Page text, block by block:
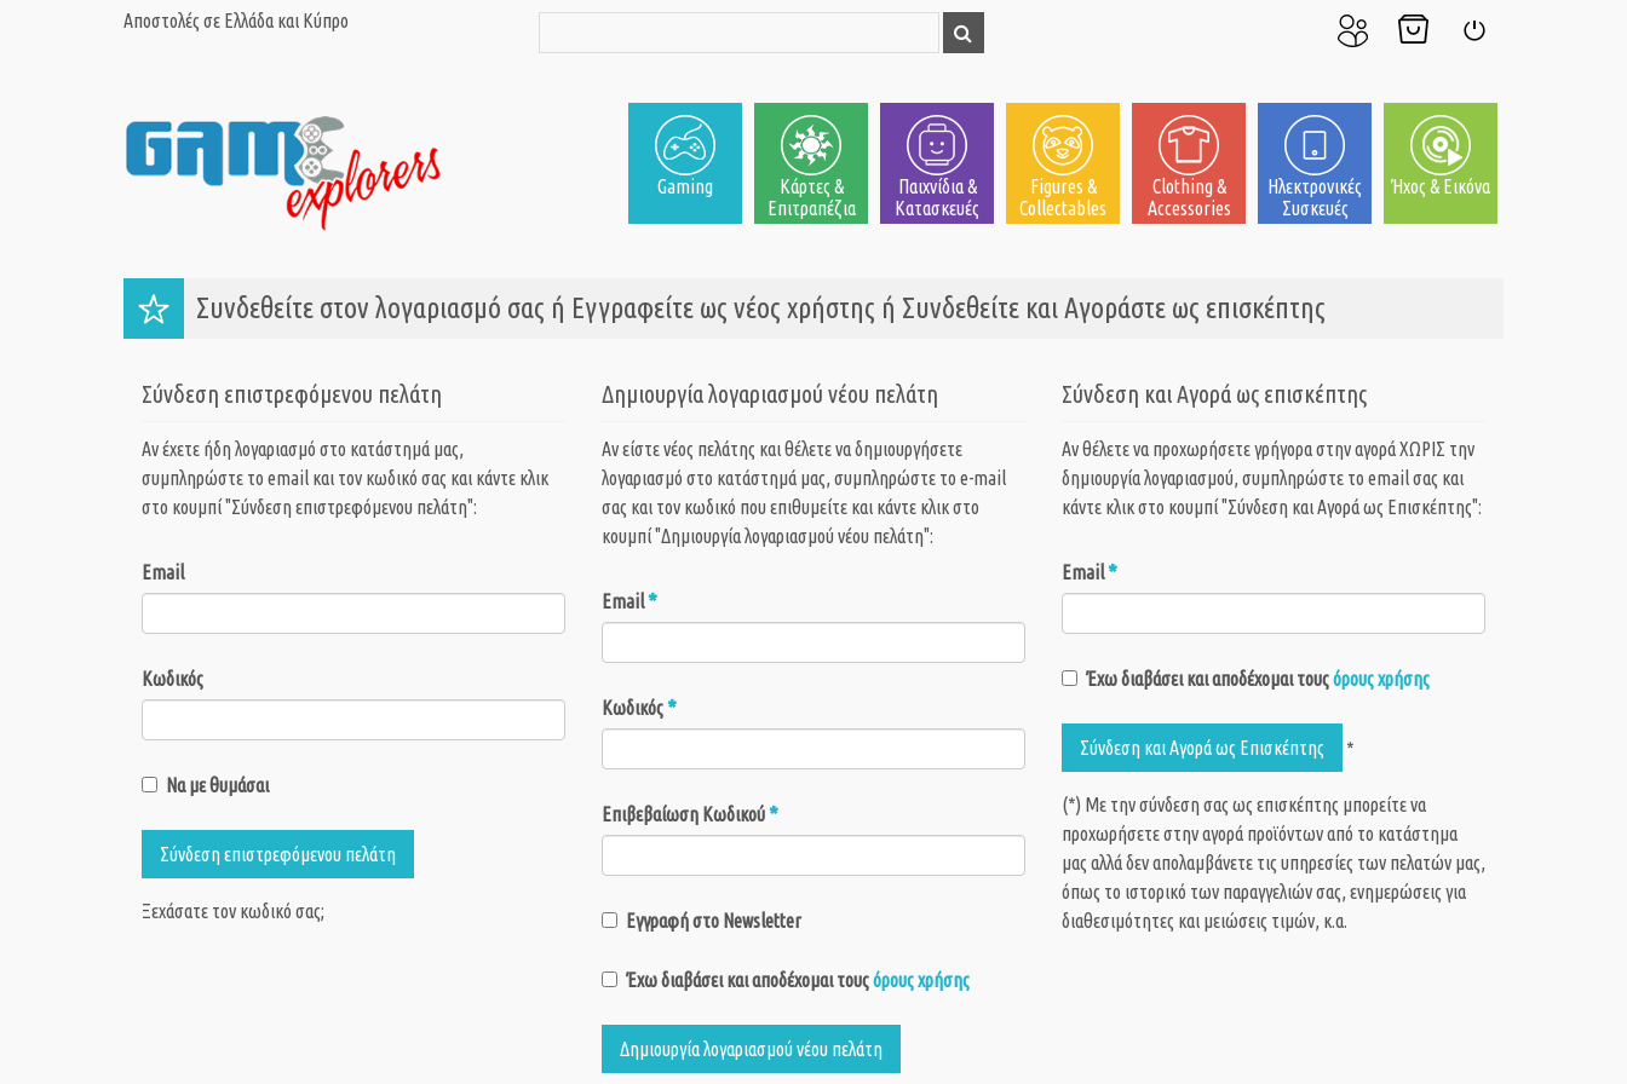
Αποστολές σε Ελλάδα και Κύπρο
μου
Gaming
Κάρτες &
Επιτραπέζια
Παιχνίδια &
Κατασκευές
Figures &
Collectables
Clothing &
Accessories
Ηλεκτρονικές
Συσκευές
Ήχος & Εικόνα
Συνδεθείτε στον λογαριασμό σας ή Εγγραφείτε ως νέος χρήστης ή Συνδεθείτε και Αγοράστε ως επισκέπτης
Σύνδεση επιστρεφόμενου πελάτη
Αν έχετε ήδη λογαριασμό στο κατάστημά μας,
συμπληρώστε το email και τον κωδικό σας και κάντε κλικ
στο κουμπί "Σύνδεση επιστρεφόμενου πελάτη":
Email
Κωδικός
Να με θυμάσαι
Σύνδεση επιστρεφόμενου πελάτη
Ξεχάσατε τον κωδικό σας;
Δημιουργία λογαριασμού νέου πελάτη
Αν είστε νέος πελάτης και θέλετε να δημιουργήσετε
λογαριασμό στο κατάστημά μας, συμπληρώστε το e-mail
σας και τον κωδικό που επιθυμείτε και κάντε κλικ στο
κουμπί "Δημιουργία λογαριασμού νέου πελάτη":
Email*
Κωδικός*
Επιβεβαίωση Κωδικού*
Εγγραφή στο Newsletter
Έχω διαβάσει και αποδέχομαι τουςόρους χρήσης
Δημιουργία λογαριασμού νέου πελάτη
Σύνδεση και Αγορά ως επισκέπτης
Αν θέλετε να προχωρήσετε γρήγορα στην αγορά ΧΩΡΙΣ την
δημιουργία λογαριασμού, συμπληρώστε το email σας και
κάντε κλικ στο κουμπί "Σύνδεση και Αγορά ως Eπισκέπτης":
Email*
Έχω διαβάσει και αποδέχομαι τουςόρους χρήσης
Σύνδεση και Αγορά ως Eπισκέπτης *
(*) Με την σύνδεση σας ως επισκέπτης μπορείτε να
προχωρήσετε στην αγορά προϊόντων από το κατάστημα
μας αλλά δεν απολαμβάνετε τις υπηρεσίες των πελατών μας,
όπως το ιστορικό των παραγγελιών σας, ενημερώσεις για
διαθεσιμότητες και μειώσεις τιμών, κ.α.